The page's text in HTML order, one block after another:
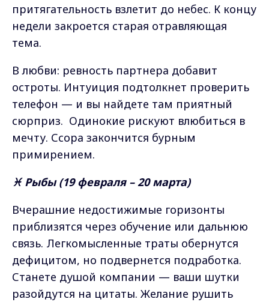
притягательность взлетит до небес. К концу
недели закроется старая отравляющая
тема.
В любви: ревность партнера добавит
остроты. Интуиция подтолкнет проверить
телефон — и вы найдете там приятный
сюрприз. Одинокие рискуют влюбиться в
мечту. Ссора закончится бурным
примирением.
♓ Рыбы (19 февраля – 20 марта)
Вчерашние недостижимые горизонты
приблизятся через обучение или дальнюю
связь. Легкомысленные траты обернутся
дефицитом, но подвернется подработка.
Станете душой компании — ваши шутки
разойдутся на цитаты. Желание рушить